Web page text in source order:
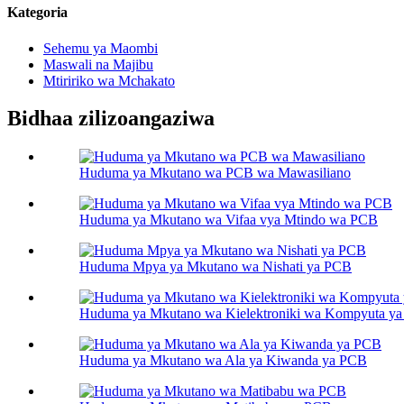
Kategoria
Sehemu ya Maombi
Maswali na Majibu
Mtiririko wa Mchakato
Bidhaa zilizoangaziwa
Huduma ya Mkutano wa PCB wa Mawasiliano
Huduma ya Mkutano wa Vifaa vya Mtindo wa PCB
Huduma Mpya ya Mkutano wa Nishati ya PCB
Huduma ya Mkutano wa Kielektroniki wa Kompyuta
Huduma ya Mkutano wa Ala ya Kiwanda ya PCB